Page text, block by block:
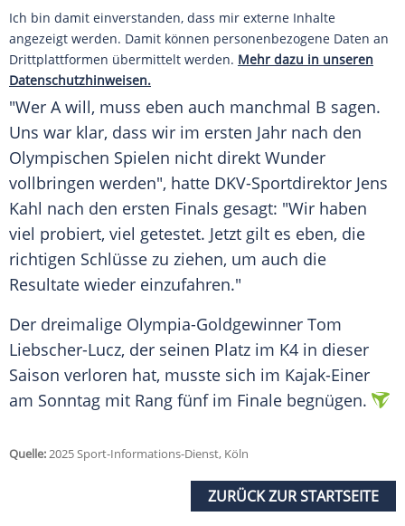
Ich bin damit einverstanden, dass mir externe Inhalte
angezeigt werden. Damit können personenbezogene Daten an
Drittplattformen übermittelt werden. Mehr dazu in unseren
Datenschutzhinweisen.
"Wer A will, muss eben auch manchmal B sagen.
Uns war klar, dass wir im ersten Jahr nach den
Olympischen Spielen nicht direkt Wunder
vollbringen werden", hatte DKV-Sportdirektor Jens
Kahl nach den ersten Finals gesagt: "Wir haben
viel probiert, viel getestet. Jetzt gilt es eben, die
richtigen Schlüsse zu ziehen, um auch die
Resultate wieder einzufahren."
Der dreimalige Olympia-Goldgewinner Tom
Liebscher-Lucz, der seinen Platz im K4 in dieser
Saison verloren hat, musste sich im Kajak-Einer
am Sonntag mit Rang fünf im Finale begnügen.
Quelle:2025 Sport-Informations-Dienst, Köln
ZURÜCK ZUR STARTSEITE